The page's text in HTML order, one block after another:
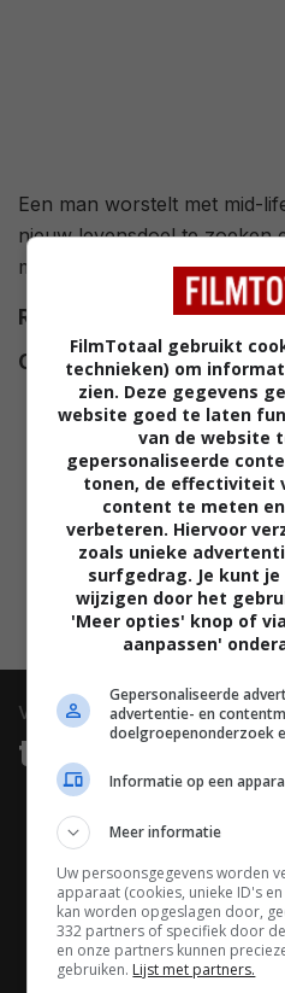
Een man worstelt met mid-
nieuw levensdoel te zoeken
male zwemteam.
Regie Oliver
Cast
Rupert
Jane
Robert
Christian
Paul
Adeel
Turgoose,
Anand,Jo
video
trailers & clips
TRAILER
FilmTotaal gebruikt
technieken) om
zien. Deze gegevens
website goed te laten
van de website
gepersonaliseerde
tonen, de effectiviteit
content te meten
verbeteren. Hiervoor
zoals unieke
surfgedrag. Je kunt
wijzigen door het
'Meer opties' knop of
aanpassen'
Gepersonaliseerde
advertentie- en
doelgroepenonderzoek
Informatie op een
Meer informatie
Uw persoonsgegevens worden
apparaat (cookies, unieke ID's
kan worden opgeslagen door,
332 partners of specifiek door
en onze partners kunnen
gebruiken. Lijst met partners.